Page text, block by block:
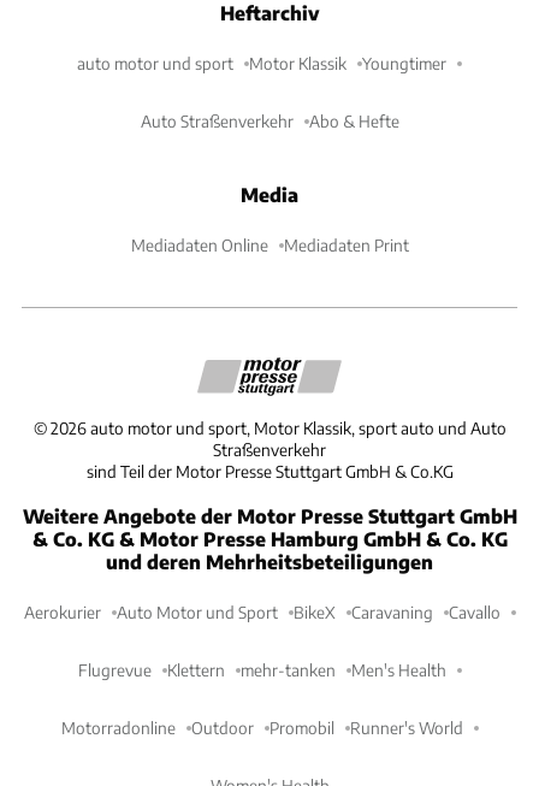
Heftarchiv
auto motor und sport Motor Klassik Youngtimer
Auto Straßenverkehr Abo & Hefte
Media
Mediadaten Online Mediadaten Print
©2026 auto motor und sport, Motor Klassik, sport auto und Auto
Straßenverkehr
sind Teil der Motor Presse Stuttgart GmbH & Co.KG
Weitere Angebote der Motor Presse Stuttgart GmbH
& Co. KG & Motor Presse Hamburg GmbH & Co. KG
und deren Mehrheitsbeteiligungen
Aerokurier Auto Motor und Sport BikeX Caravaning Cavallo
Flugrevue Klettern mehr-tanken Men's Health
Motorradonline Outdoor Promobil Runner's World